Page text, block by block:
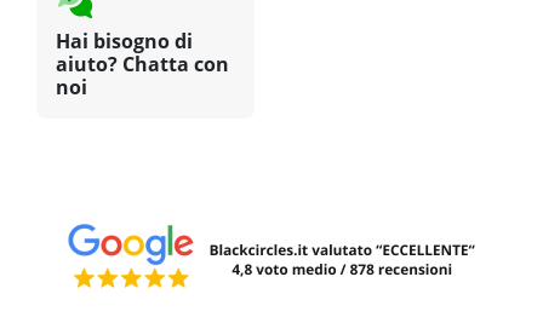
Hai bisogno di
aiuto? Chatta con
noi